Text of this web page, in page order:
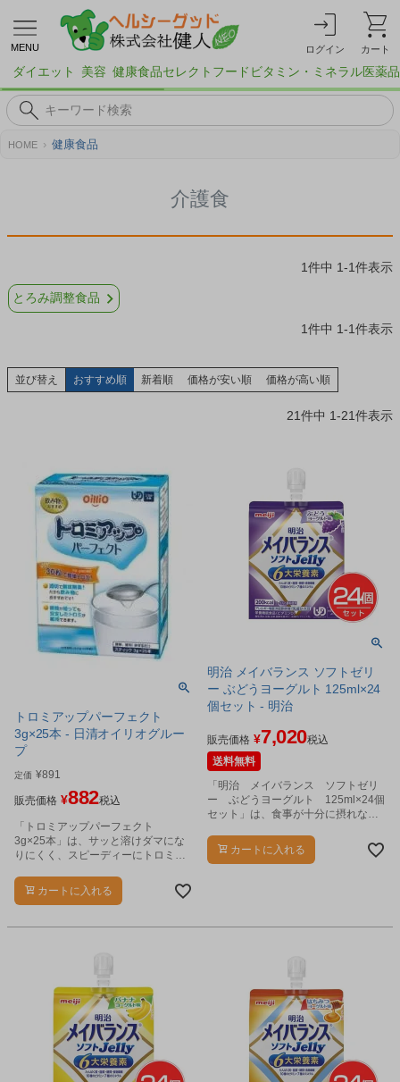
MENU ログイン カート
ダイエット 美容 健康食品セレクトフード ビタミン・ミネラル医薬品
HOME 健康食品
介護食
1件中 1-1件表示
とろみ調整食品
1件中 1-1件表示
並び替え おすすめ順 新着順 価格が安い順 価格が高い順
21件中 1-21件表示
トロミアップパーフェクト
3g×25本 - 日清オイリオグルー
プ
定価 ¥891
販売価格 ¥882税込
「トロミアップパーフェクト
3g×25本」は、サッと溶けダマにな
りにくく、スピーディーにトロミが
カートに入れる
明治 メイバランス ソフトゼリ
ー ぶどうヨーグルト 125ml×24
個セット - 明治
販売価格 ¥7,020税込
送料無料
「明治 メイバランス ソフトゼリ
ー ぶどうヨーグルト 125ml×24個
セット」は、食事が十分に摂れない
に、食事の代わり、または食事にプ
ラスして飲むことで必要な栄養が補
カートに入れる